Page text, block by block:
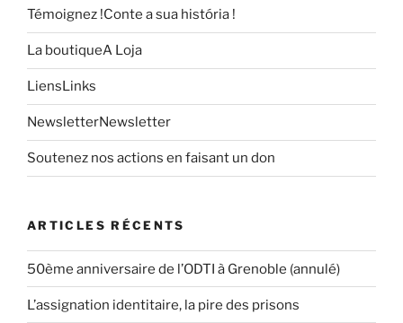
Témoignez !Conte a sua história !
La boutiqueA Loja
LiensLinks
NewsletterNewsletter
Soutenez nos actions en faisant un don
ARTICLES RÉCENTS
50ème anniversaire de l’ODTI à Grenoble (annulé)
L’assignation identitaire, la pire des prisons